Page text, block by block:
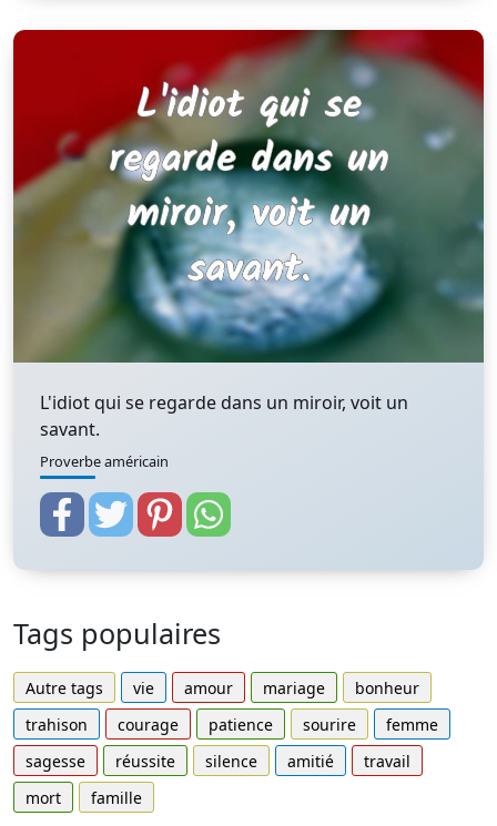
L'idiot qui se regarde dans un miroir, voit un
savant.
Proverbe américain
Tags populaires
Autre tags vie amour mariage
bonheur
trahison
courage patience sourire
femme
sagesse
réussite silence amitié
travail
mort
famille